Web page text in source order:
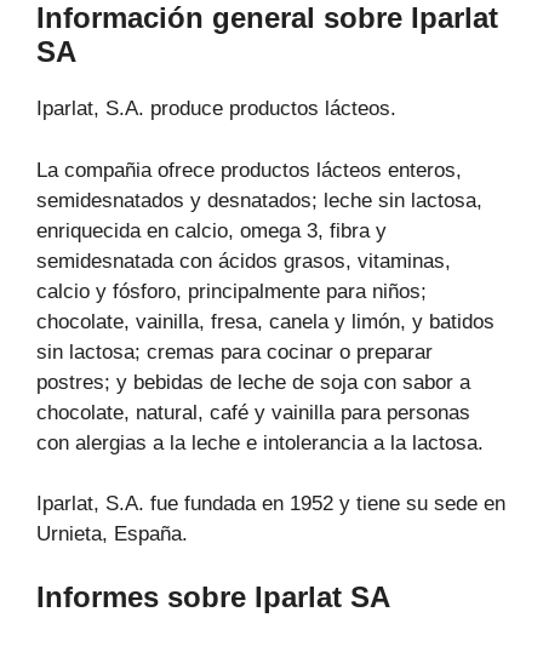
Información general sobre Iparlat
SA
Iparlat, S.A. produce productos lácteos.
La compañia ofrece productos lácteos enteros,
semidesnatados y desnatados; leche sin lactosa,
enriquecida en calcio, omega 3, fibra y
semidesnatada con ácidos grasos, vitaminas,
calcio y fósforo, principalmente para niños;
chocolate, vainilla, fresa, canela y limón, y batidos
sin lactosa; cremas para cocinar o preparar
postres; y bebidas de leche de soja con sabor a
chocolate, natural, café y vainilla para personas
con alergias a la leche e intolerancia a la lactosa.
Iparlat, S.A. fue fundada en 1952 y tiene su sede en
Urnieta, España.
Informes sobre Iparlat SA